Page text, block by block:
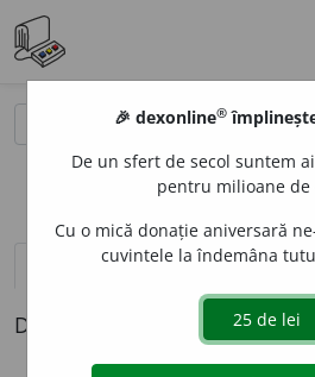
definiții (1)
Definiția cu ID-ul 531631:
🎉 dexonline®
De un sfert de secol suntem
pentru milioane de
Cu o mică donație aniversară
cuvintele la îndemâna